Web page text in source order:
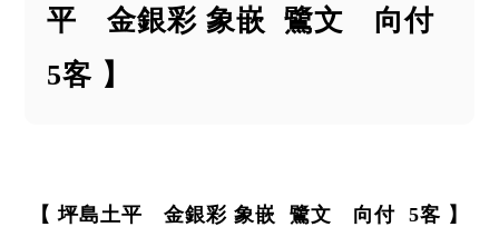
平 金銀彩 象嵌 鷺文 向付
5客 】
【 坪島土平 金銀彩 象嵌 鷺文 向付 5客 】